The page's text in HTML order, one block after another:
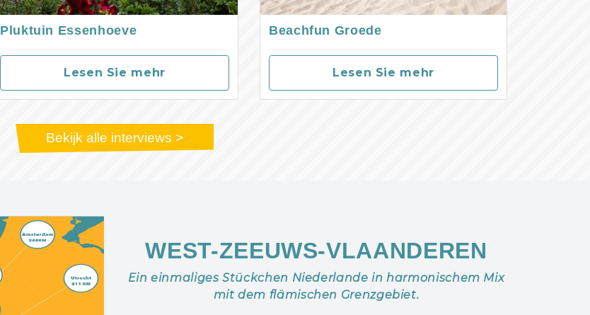
Pluktuin Essenhoeve
Lesen Sie mehr
Beachfun Groede
Lesen Sie mehr
Bekijk alle interviews >
WEST-ZEEUWS-VLAANDEREN
Ein einmaliges Stückchen Niederlande in harmonischem Mix
mit dem flämischen Grenzgebiet.